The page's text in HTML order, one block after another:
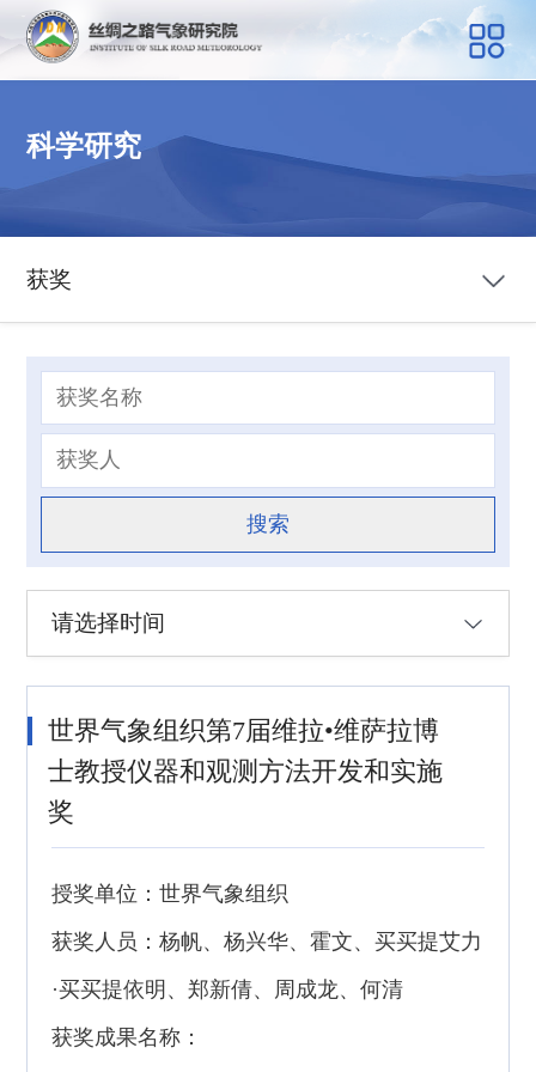
科学研究
获奖
请选择时间
世界气象组织第7届维拉•维萨拉博
士教授仪器和观测方法开发和实施
奖
授奖单位：世界气象组织
获奖人员：杨帆、杨兴华、霍文、买买提艾力
·买买提依明、郑新倩、周成龙、何清
获奖成果名称：